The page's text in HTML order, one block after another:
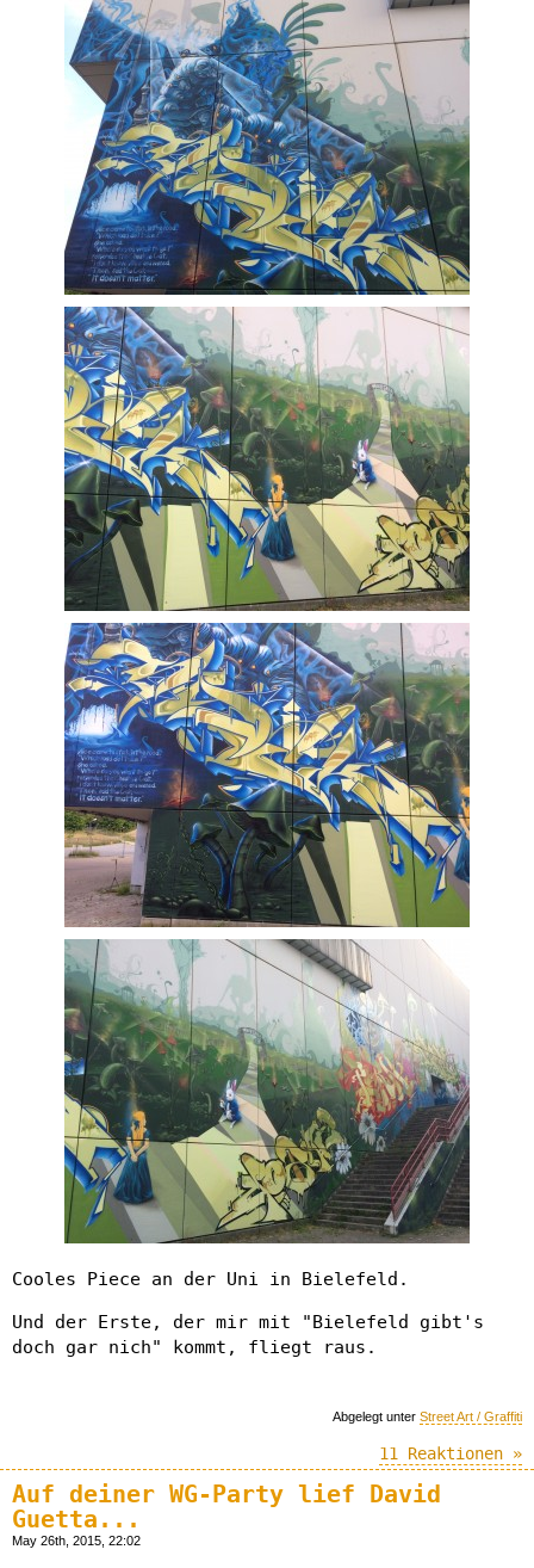
Cooles Piece an der Uni in Bielefeld.
Und der Erste, der mir mit "Bielefeld gibt's
doch gar nich" kommt, fliegt raus.
Abgelegt unter Street Art / Graffiti
11 Reaktionen »
Auf deiner WG-Party lief David
Guetta...
May 26th, 2015, 22:02